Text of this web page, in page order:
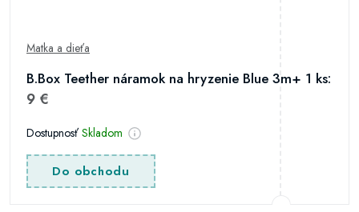
Matka a dieťa
B.Box Teether náramok na hryzenie Blue 3m+ 1 ks:
9 €
Dostupnosť Skladom
Do obchodu